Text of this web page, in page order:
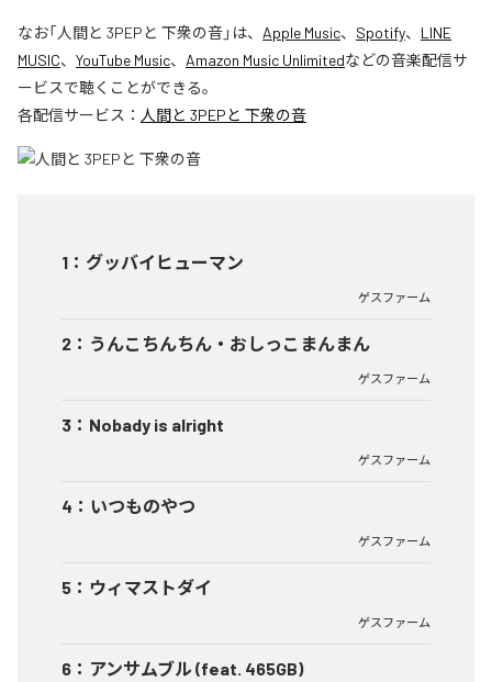
なお「人間と 3PEPと 下衆の音」は、 Apple Music、 Spotify、 LINE
MUSIC、 YouTube Music、 Amazon Music Unlimitedなどの音楽配信サ
ービスで聴くことができる。
各配信サービス： 人間と 3PEPと 下衆の音
1 ： グッバイヒューマン
ゲスファーム
2 ： うんこちんちん・おしっこまんまん
ゲスファーム
3 ： Nobady is alright
ゲスファーム
4 ： いつものやつ
ゲスファーム
5 ： ウィマストダイ
ゲスファーム
6 ： アンサムブル (feat. 465GB)